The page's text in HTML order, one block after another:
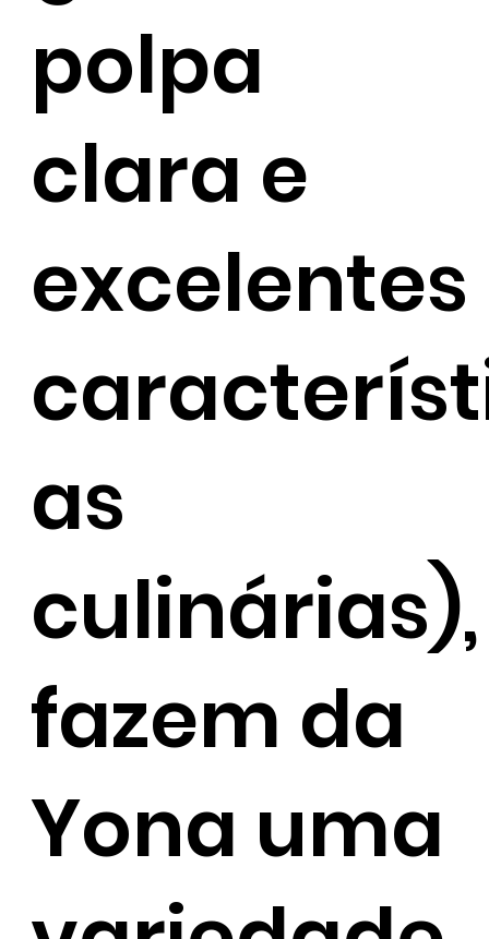
polpa
clara e
excelentes
as
culinárias),
fazem da
Yona uma